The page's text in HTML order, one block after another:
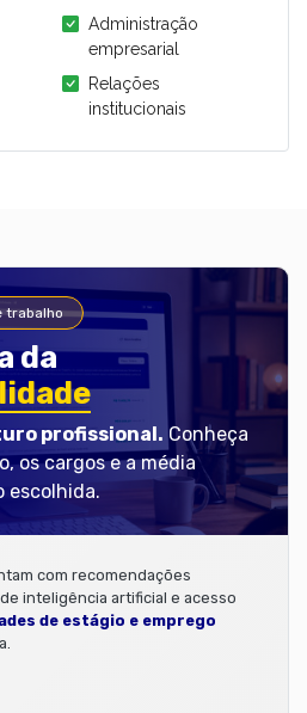
Administração
empresarial
Relações
institucionais
trabalho
da
profissional. Conheça
os cargos e a média
escolhida.
com recomendações
inteligência artificial e acesso
de estágio e emprego